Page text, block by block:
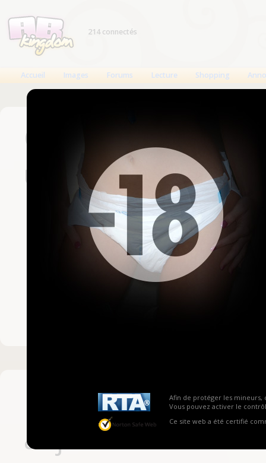
Afin de protéger les mineurs,
Vous pouvez activer le
Ce site web a été certifié
214 connectés
Accueil Images Forums Lecture Shopping
Connexion
Un compte est
Nom d'utilisateur
Mot de passe
Pas encore
aujourd'hui